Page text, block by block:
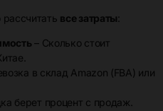
все затраты:
– Сколько стоит
в склад Amazon (FBA) или
берет процент с продаж.